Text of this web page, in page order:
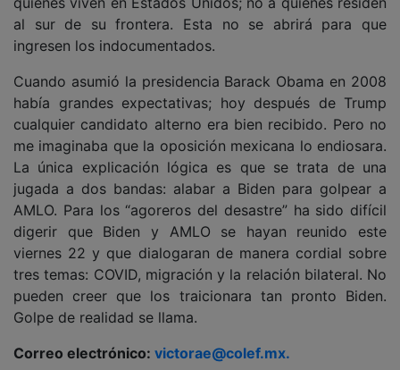
al sur de su frontera. Esta no se abrirá para que
ingresen los indocumentados.
Cuando asumió la presidencia Barack Obama en 2008
había grandes expectativas; hoy después de Trump
cualquier candidato alterno era bien recibido. Pero no
me imaginaba que la oposición mexicana lo endiosara.
La única explicación lógica es que se trata de una
jugada a dos bandas: alabar a Biden para golpear a
AMLO. Para los “agoreros del desastre” ha sido difícil
digerir que Biden y AMLO se hayan reunido este
viernes 22 y que dialogaran de manera cordial sobre
tres temas: COVID, migración y la relación bilateral. No
pueden creer que los traicionara tan pronto Biden.
Golpe de realidad se llama.
Correo electrónico: victorae@colef.mx.